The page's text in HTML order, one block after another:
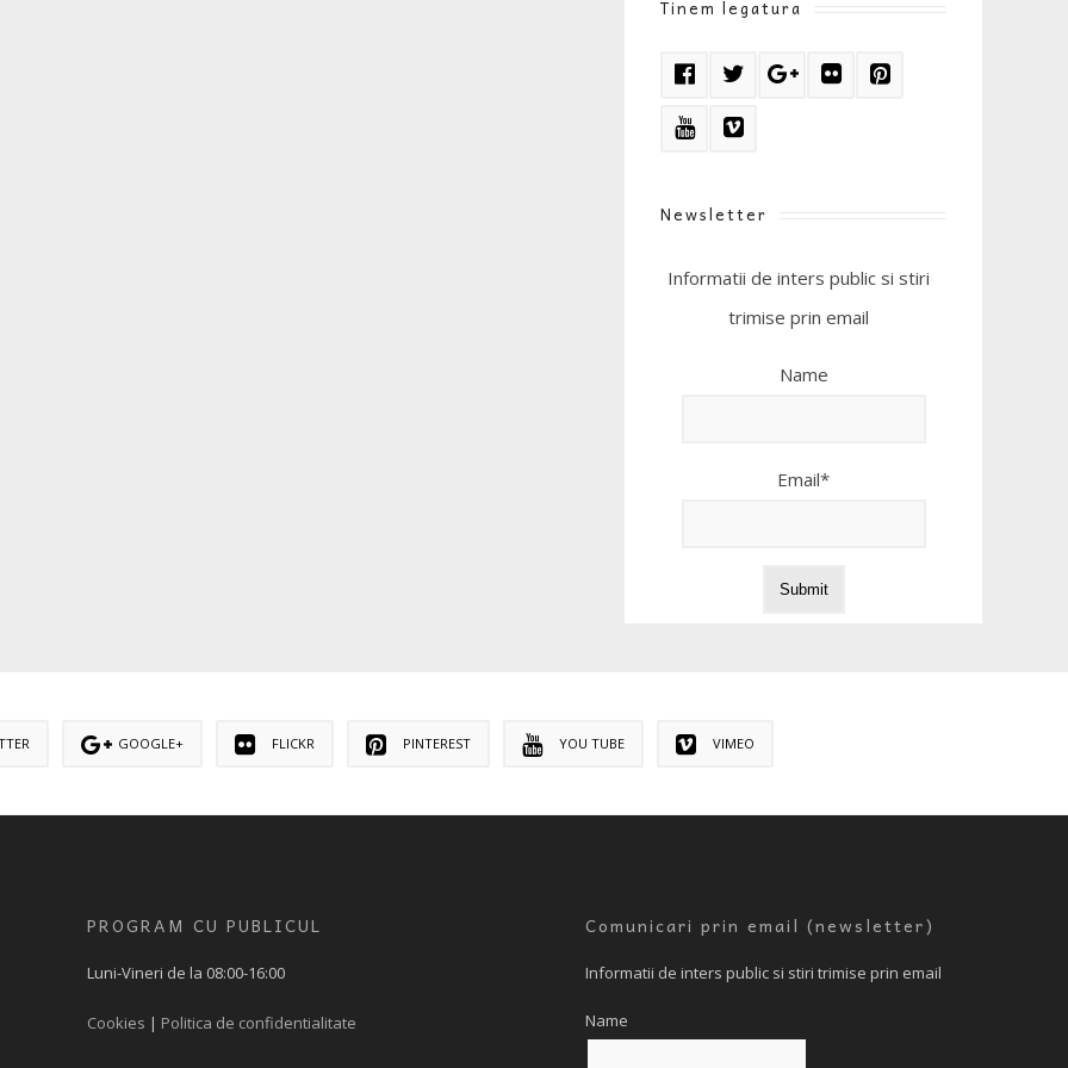
Tinem legatura
Newsletter
Informatii de inters public si stiri
trimise prin email
Name
Email*
GOOGLE+ FLICKR PINTEREST YOU TUBE VIMEO
PROGRAM CU PUBLICUL
Luni-Vineri de la 08:00-16:00
Cookies | Politica de confidentialitate
Comunicari prin email (newsletter)
Informatii de inters public si stiri trimise prin email
Name